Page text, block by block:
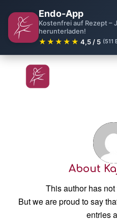
Endo-App
Kostenfrei auf Rezept –
herunterladen!
★★★★★ 4,5 / 5 (511
About
This author has
But we are proud to say
entries